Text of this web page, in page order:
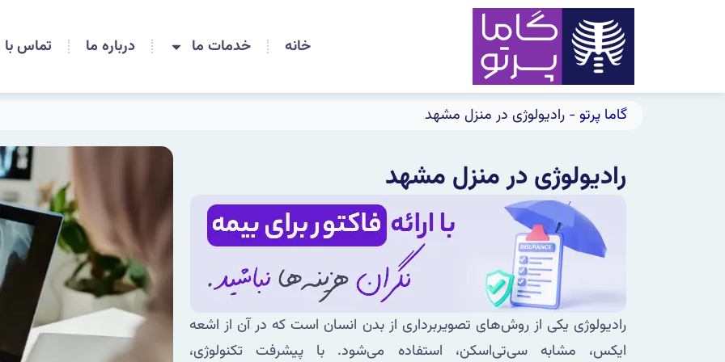
خانه خدمات ما درباره ما تماس با
گاما پرتو - رادیولوژی در منزل مشهد
رادیولوژی در منزل مشهد
رادیولوژی یکی از روش‌های تصویربرداری از بدن انسان است که در آن از اشعه
ایکس، مشابه سی‌تی‌اسکن، استفاده می‌شود. با پیشرفت تکنولوژی،